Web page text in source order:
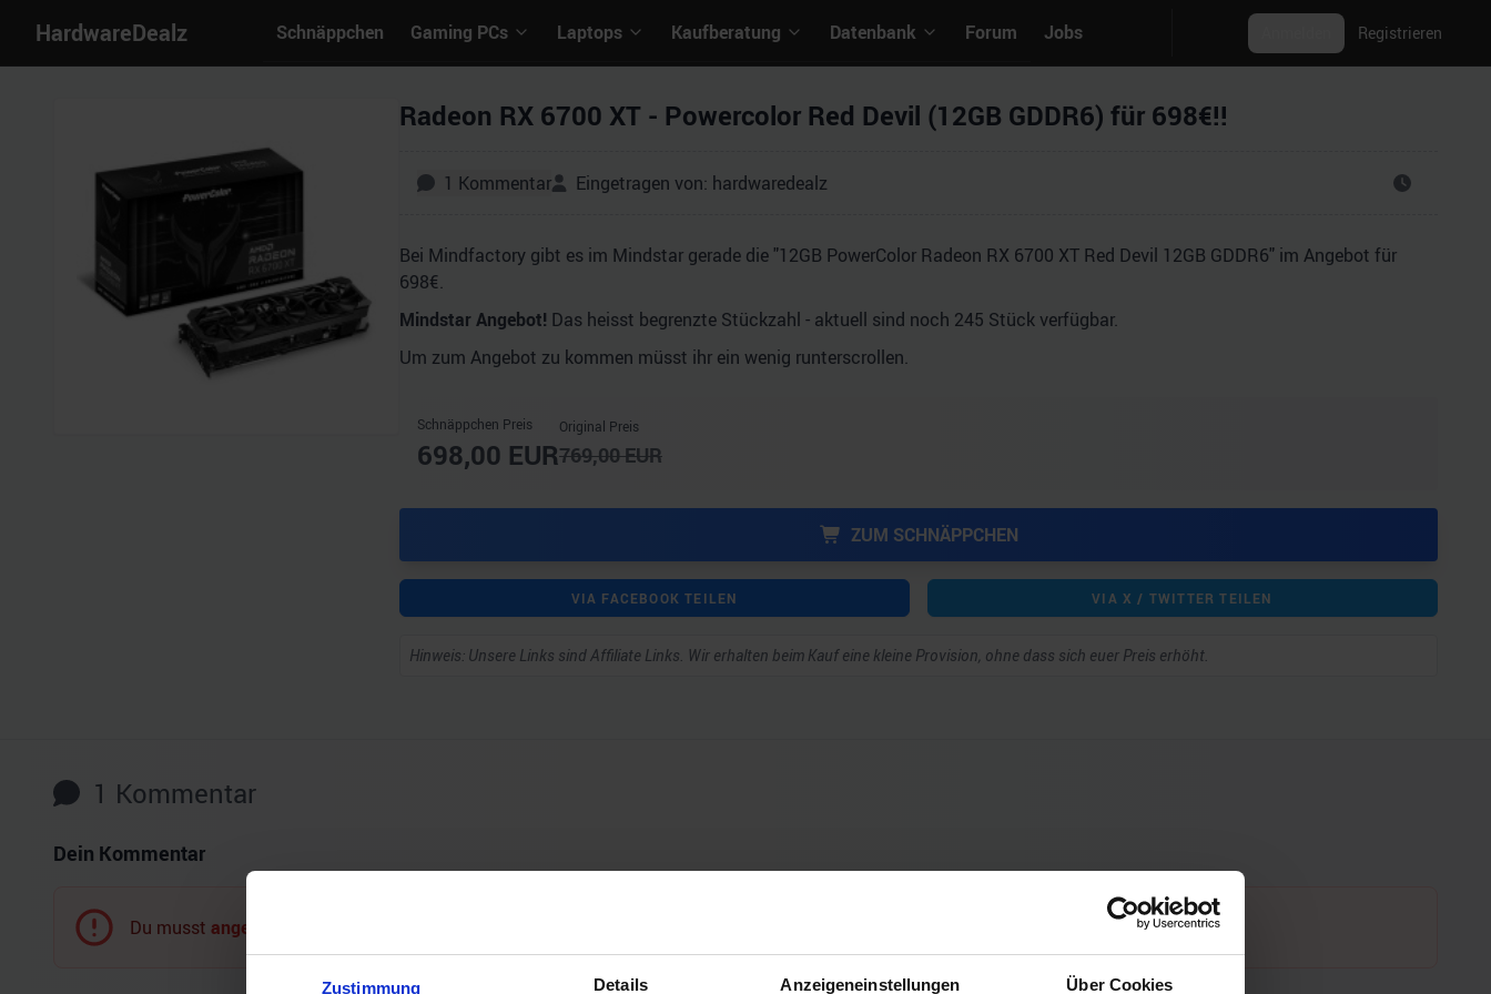
Zustimmung Details Anzeigeneinstellungen Über Cookies
HardwareDealz Schnäppchen Gaming PCs Laptops Kaufberatung Datenbank Forum Jobs Registrieren
Radeon RX 6700 XT - Powercolor Red Devil (12GB GDDR6) für 698€!!
1 Kommentar Eingetragen von: hardwaredealz
Bei Mindfactory gibt es im Mindstar gerade die "12GB PowerColor Radeon RX 6700 XT Red Devil 12GB GDDR6" im Angebot für
698€.
Mindstar Angebot! Das heisst begrenzte Stückzahl - aktuell sind noch 245 Stück verfügbar.
Um zum Angebot zu kommen müsst ihr ein wenig runterscrollen.
Schnäppchen Preis
698,00 EUR
Original Preis
769,00EUR
ZUM SCHNÄPPCHEN
VIA FACEBOOK TEILEN VIA X / TWITTER TEILEN
Hinweis: Unsere Links sind Affiliate Links. Wir erhalten beim Kauf eine kleine Provision, ohne dass sich euer Preis erhöht.
1 Kommentar
Dein Kommentar
Du musst angemeldet